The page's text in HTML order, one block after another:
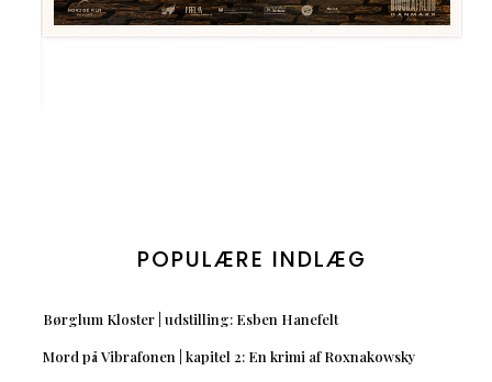
POPULÆRE INDLÆG
Børglum Kloster | udstilling: Esben Hanefelt
Mord på Vibrafonen | kapitel 2: En krimi af Roxnakowsky